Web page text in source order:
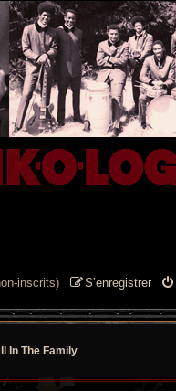
S’enregistrer
inscrits)
In The Family